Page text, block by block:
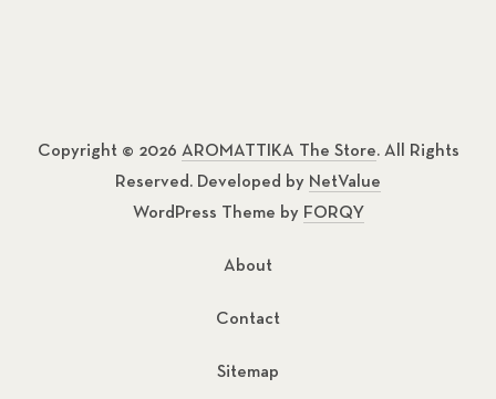
Copyright © 2026 AROMATTIKA The Store. All Rights
Reserved. Developed by NetValue
WordPress Theme by FORQY
About
Contact
Sitemap